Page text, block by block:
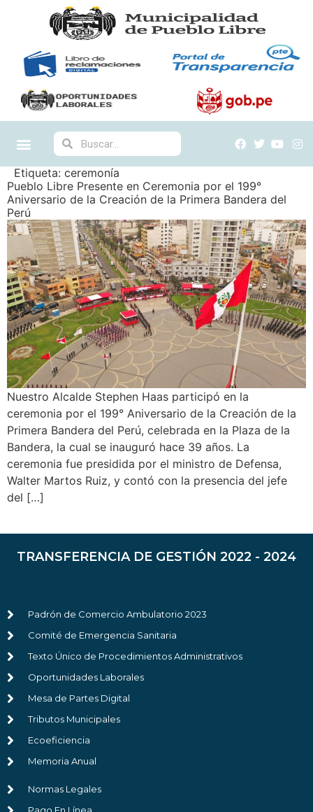
Etiqueta: ceremonía
Pueblo Libre Presente en Ceremonia por el 199°
Aniversario de la Creación de la Primera Bandera del
Perú
Nuestro Alcalde Stephen Haas participó en la
ceremonia por el 199° Aniversario de la Creación de la
Primera Bandera del Perú, celebrada en la Plaza de la
Bandera, la cual se inauguró hace 39 años. La
ceremonia fue presidida por el ministro de Defensa,
Walter Martos Ruiz, y contó con la presencia del jefe
del […]
TRANSFERENCIA DE GESTIÓN 2022 - 2024
Padrón de Comercio Ambulatorio 2023
Comité de Emergencia Sanitaria
Texto Único de Procedimientos Administrativos
Oportunidades Laborales
Mesa de Partes Digital
Tributos Municipales
Ecoeficiencia
Memoria Anual
Normas Legales